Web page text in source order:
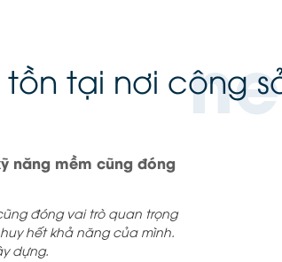
tại nơi công
năng mềm cũng đóng
đóng vai trò quan trọng
hết khả năng của mình.
dựng.